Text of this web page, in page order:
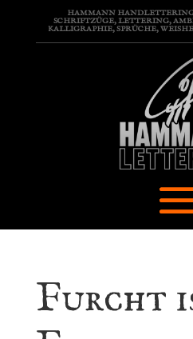
HAMMANN
SCHRIFTZÜGE, LETTERING,
KALLIGRAPHIE, SPRÜCHE,
Furcht